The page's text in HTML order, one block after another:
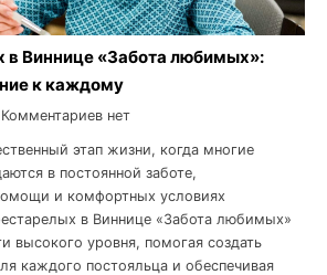
в Виннице «Забота любимых»:
к каждому
Комментариев нет
этап жизни, когда многие
в постоянной заботе,
и комфортных условиях
в Виннице «Забота любимых»
высокого уровня, помогая создать
каждого постояльца и обеспечивая